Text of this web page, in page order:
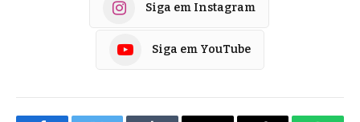
Siga em Instagram
Siga em YouTube